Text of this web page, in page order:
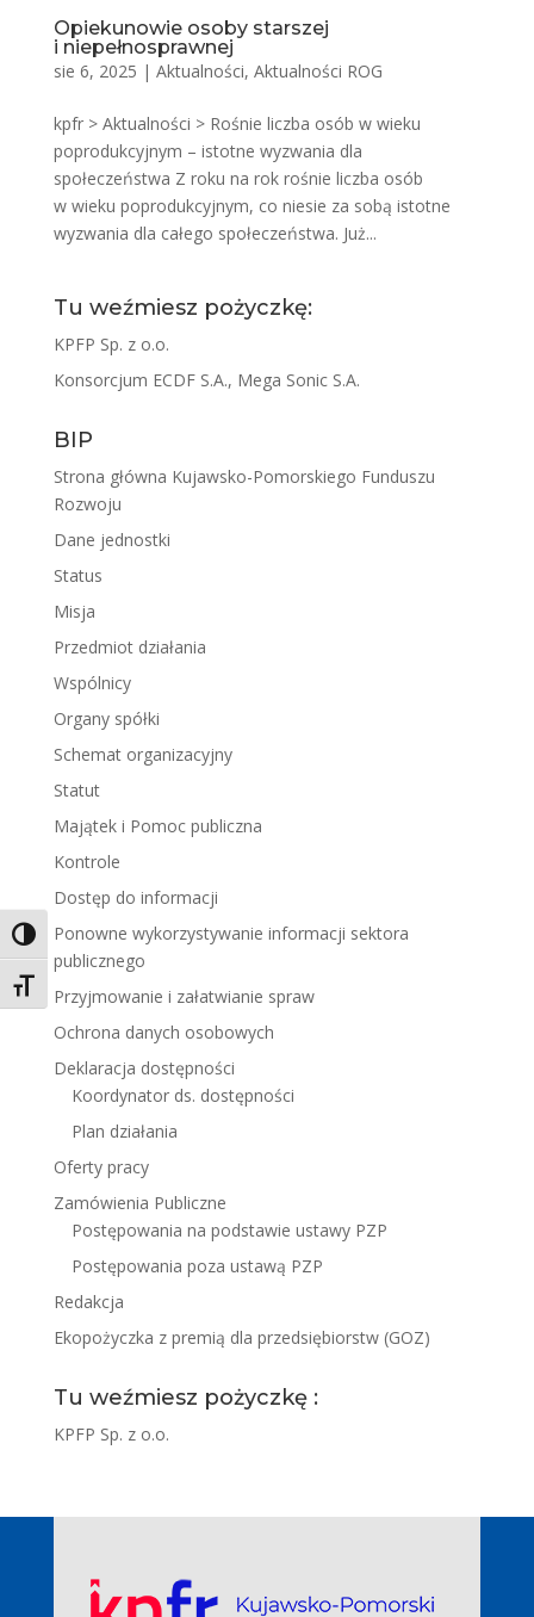
Toggle High Contrast
Toggle Font size
Opiekunowie osoby starszej
i niepełnosprawnej
sie 6, 2025 | Aktualności, Aktualności ROG
kpfr > Aktualności > Rośnie liczba osób w wieku
poprodukcyjnym – istotne wyzwania dla
społeczeństwa Z roku na rok rośnie liczba osób
w wieku poprodukcyjnym, co niesie za sobą istotne
wyzwania dla całego społeczeństwa. Już...
Tu weźmiesz pożyczkę:
KPFP Sp. z o.o.
Konsorcjum ECDF S.A., Mega Sonic S.A.
BIP
Strona główna Kujawsko-Pomorskiego Funduszu
Rozwoju
Dane jednostki
Status
Misja
Przedmiot działania
Wspólnicy
Organy spółki
Schemat organizacyjny
Statut
Majątek i Pomoc publiczna
Kontrole
Dostęp do informacji
Ponowne wykorzystywanie informacji sektora
publicznego
Przyjmowanie i załatwianie spraw
Ochrona danych osobowych
Deklaracja dostępności
Koordynator ds. dostępności
Plan działania
Oferty pracy
Zamówienia Publiczne
Postępowania na podstawie ustawy PZP
Postępowania poza ustawą PZP
Redakcja
Ekopożyczka z premią dla przedsiębiorstw (GOZ)
Tu weźmiesz pożyczkę :
KPFP Sp. z o.o.